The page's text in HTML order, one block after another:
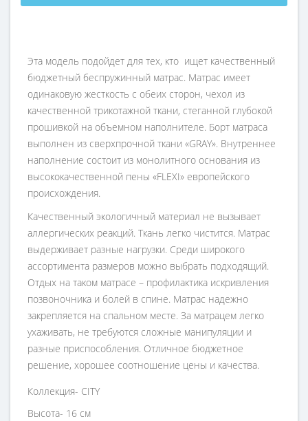
Эта модель подойдет для тех, кто ищет качественный
бюджетный беспружинный матрас. Матрас имеет
одинаковую жесткость с обеих сторон, чехол из
качественной трикотажной ткани, стеганной глубокой
прошивкой на объемном наполнителе. Борт матраса
выполнен из сверхпрочной ткани «GRAY». Внутреннее
наполнение состоит из монолитного основания из
высококачественной пены «FLEXI» европейского
происхождения.
Качественный экологичный материал не вызывает
аллергических реакций. Ткань легко чистится. Матрас
выдерживает разные нагрузки. Среди широкого
ассортимента размеров можно выбрать подходящий.
Отдых на таком матрасе – профилактика искривления
позвоночника и болей в спине. Матрас надежно
закрепляется на спальном месте. За матрацем легко
ухаживать, не требуются сложные манипуляции и
разные приспособления. Отличное бюджетное
решение, хорошее соотношение цены и качества.
Коллекция- CITY
Высота- 16 см